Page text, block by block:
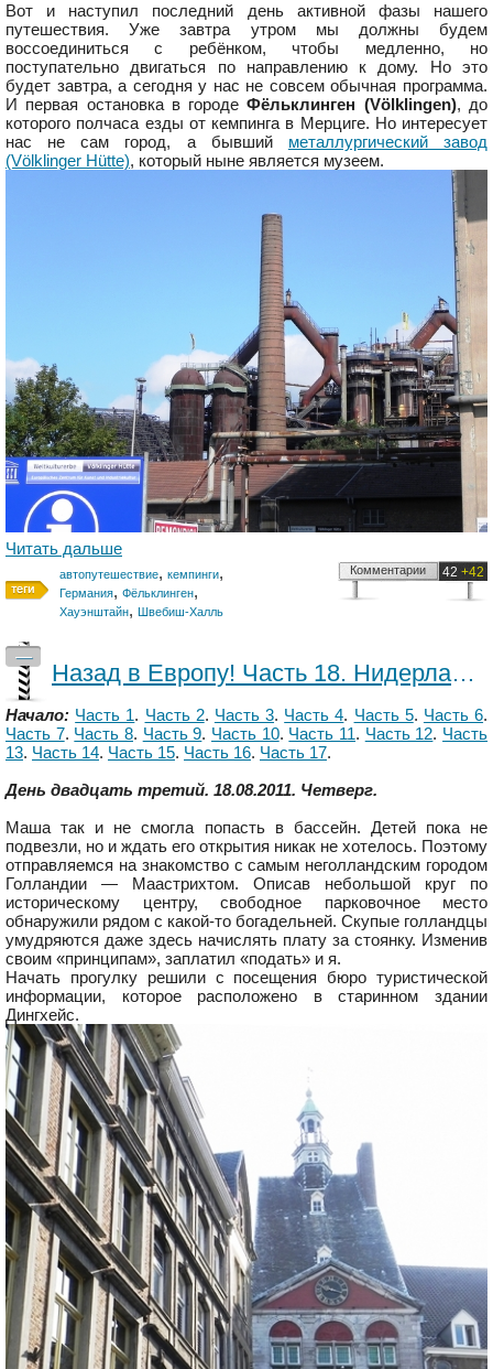
Вот и наступил последний день активной фазы нашего
путешествия. Уже завтра утром мы должны будем
воссоединиться с ребёнком, чтобы медленно, но
поступательно двигаться по направлению к дому. Но это
будет завтра, а сегодня у нас не совсем обычная программа.
И первая остановка в городеФёльклинген (Völklingen), до
которого полчаса езды от кемпинга в Мерциге. Но интересует
нас не сам город, а бывший металлургический завод
(Völklinger Hütte), который ныне является музеем.
Читать дальше
автопутешествие, кемпинги,
Германия, Фёльклинген,
Хауэнштайн, Швебиш-Халль
42 +42
Комментарии
—
Назад в Европу! Часть 18. Нидерланды - Бельгия - Люксембург - Германия.
Начало: Часть 1. Часть 2. Часть 3. Часть 4. Часть 5. Часть 6.
Часть 7. Часть 8. Часть 9. Часть 10. Часть 11. Часть 12. Часть
13. Часть 14. Часть 15. Часть 16. Часть 17.
День двадцать третий. 18.08.2011. Четверг.
Маша так и не смогла попасть в бассейн. Детей пока не
подвезли, но и ждать его открытия никак не хотелось. Поэтому
отправляемся на знакомство с самым неголландским городом
Голландии — Маастрихтом. Описав небольшой круг по
историческому центру, свободное парковочное место
обнаружили рядом с какой-то богадельней. Скупые голландцы
умудряются даже здесь начислять плату за стоянку. Изменив
своим «принципам», заплатил «подать» и я.
Начать прогулку решили с посещения бюро туристической
информации, которое расположено в старинном здании
Дингхейс.